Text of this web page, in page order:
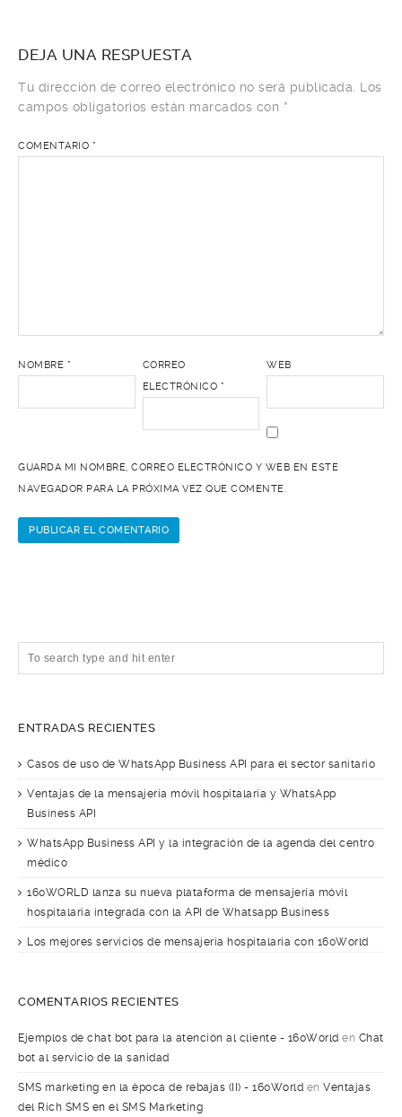
DEJA UNA RESPUESTA
Tu dirección de correo electrónico no será publicada.
Los
campos obligatorios están marcados con *
COMENTARIO *
NOMBRE *
CORREO
ELECTRÓNICO *
WEB
GUARDA MI NOMBRE, CORREO ELECTRÓNICO Y WEB EN ESTE
NAVEGADOR PARA LA PRÓXIMA VEZ QUE COMENTE.
ENTRADAS RECIENTES
Casos de uso de WhatsApp Business API para el sector sanitario
Ventajas de la mensajería móvil hospitalaria y WhatsApp
Business API
WhatsApp Business API y la integración de la agenda del centro
médico
160WORLD lanza su nueva plataforma de mensajería móvil
hospitalaria integrada con la API de Whatsapp Business
Los mejores servicios de mensajería hospitalaria con 160World
COMENTARIOS RECIENTES
Ejemplos de chat bot para la atención al cliente - 160World en Chat
bot al servicio de la sanidad
SMS marketing en la época de rebajas (II) - 160World en Ventajas
del Rich SMS en el SMS Marketing